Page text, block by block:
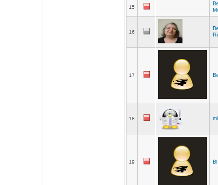
15
16
17
18
19